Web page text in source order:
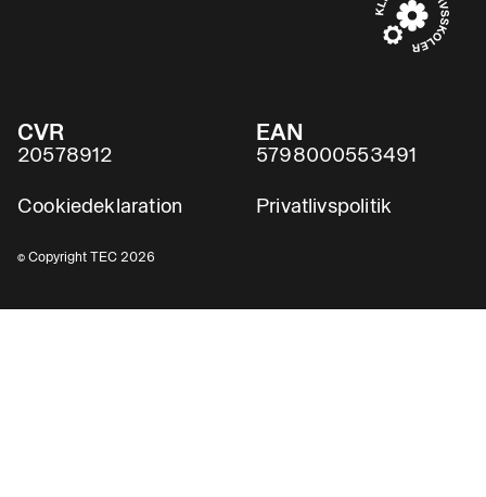
CVR
20578912
EAN
5798000553491
Cookiedeklaration Privatlivspolitik
© Copyright TEC 2026